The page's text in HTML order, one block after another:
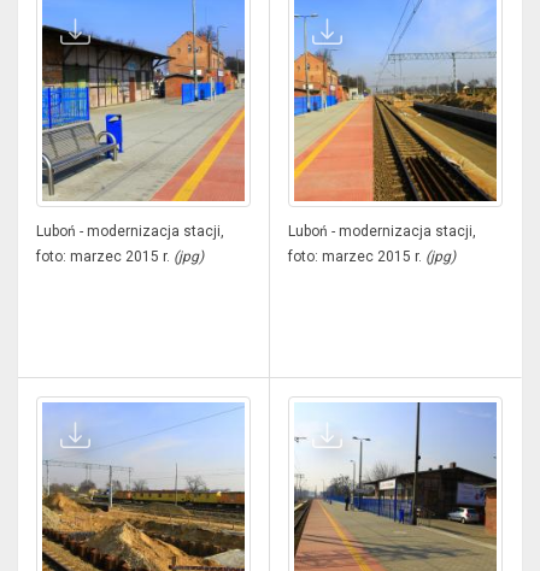
Luboń - modernizacja stacji,
foto: marzec 2015 r. (jpg)
Luboń - modernizacja stacji,
foto: marzec 2015 r. (jpg)